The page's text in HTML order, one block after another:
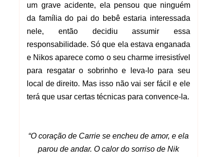
um grave acidente, ela pensou que ninguém
da família do pai do bebê estaria interessada
nele, então decidiu assumir essa
responsabilidade. Só que ela estava enganada
e Nikos aparece como o seu charme irresistível
para resgatar o sobrinho e leva-lo para seu
local de direito. Mas isso não vai ser fácil e ele
terá que usar certas técnicas para convence-la.
“O coração de Carrie se encheu de amor, e ela
parou de andar. O calor do sorriso de Nik